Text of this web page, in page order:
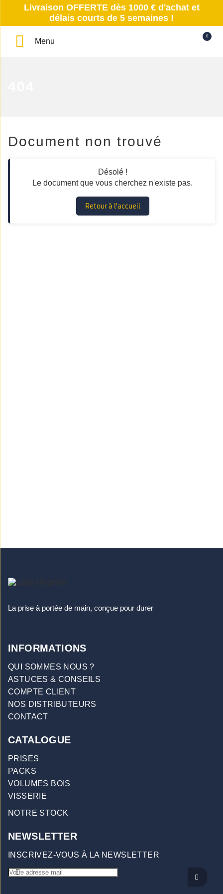
Livraison OFFERTE dès 1000 € d'achat et
délais courts de 5 semaines !
Menu
0
Document non trouvé
Désolé !
Le document que vous cherchez n'existe pas.
Retour à l'accueil
La prise à portée de main, conçue pour durer
INFORMATIONS
QUI SOMMES NOUS ?
ASTUCES & CONSEILS
COMPTE CLIENT
NOS DISTRIBUTEURS
CONTACT
CATALOGUE
PRISES
PACKS
VOLUMES BOIS
VISSERIE
NOTRE STOCK
NEWSLETTER
INSCRIVEZ-VOUS À LA NEWSLETTER